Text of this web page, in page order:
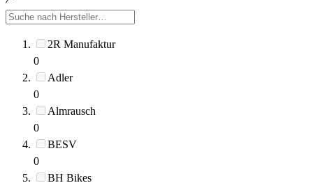
2R Manufaktur
0
Adler
0
Almrausch
0
BESV
0
BH Bikes